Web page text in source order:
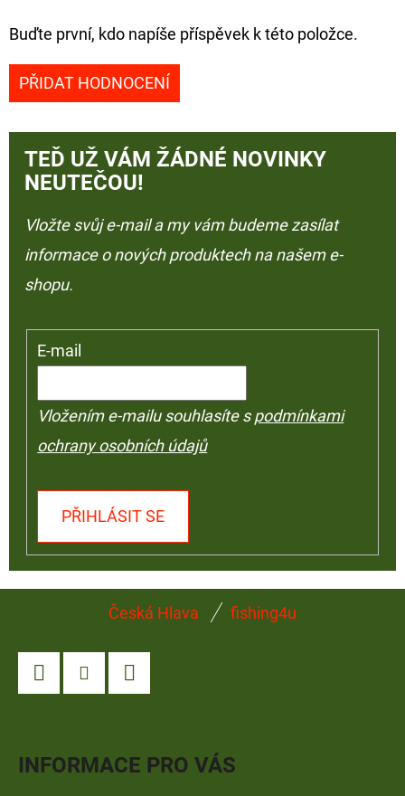
Buďte první, kdo napíše příspěvek k této položce.
PŘIDAT HODNOCENÍ
TEĎ UŽ VÁM ŽÁDNÉ NOVINKY
NEUTEČOU!
Vložte svůj e-mail a my vám budeme zasílat
informace o nových produktech na našem e-
shopu.
E-mail
Vložením e-mailu souhlasíte spodmínkami
ochrany osobních údajů
PŘIHLÁSIT SE
Česká Hlava fishing4u
INFORMACE PRO VÁS